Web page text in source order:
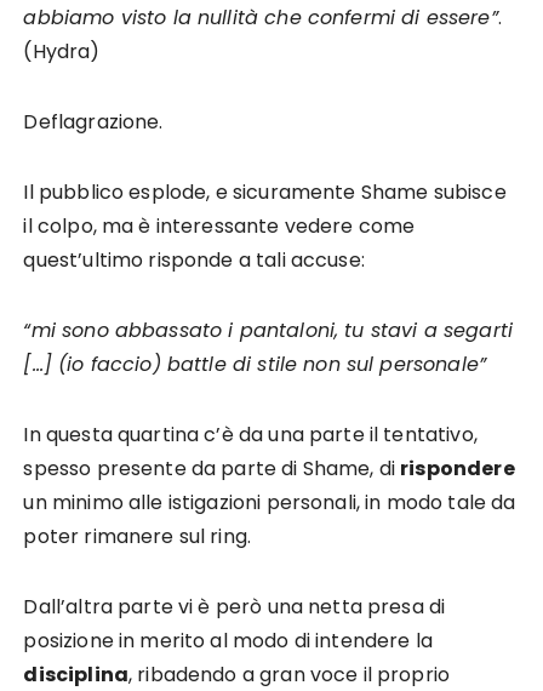
abbiamo visto la nullità che confermi di essere”.
(Hydra)
Deflagrazione.
Il pubblico esplode, e sicuramente Shame subisce
il colpo, ma è interessante vedere come
quest’ultimo risponde a tali accuse:
“mi sono abbassato i pantaloni, tu stavi a segarti
[…] (io faccio) battle di stile non sul personale”
In questa quartina c’è da una parte il tentativo,
spesso presente da parte di Shame, di rispondere
un minimo alle istigazioni personali, in modo tale da
poter rimanere sul ring.
Dall’altra parte vi è però una netta presa di
posizione in merito al modo di intendere la
disciplina, ribadendo a gran voce il proprio